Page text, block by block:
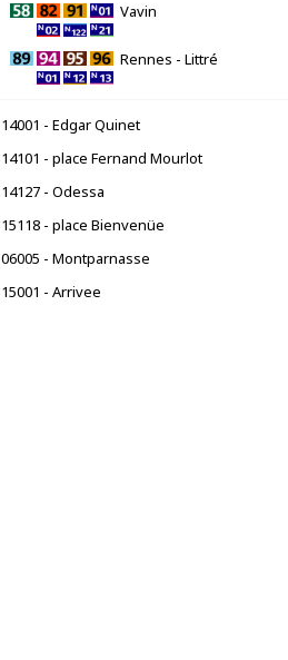
Vavin
Rennes - Littré
14001 - Edgar Quinet
14101 - place Fernand Mourlot
14127 - Odessa
15118 - place Bienvenüe
06005 - Montparnasse
15001 - Arrivee